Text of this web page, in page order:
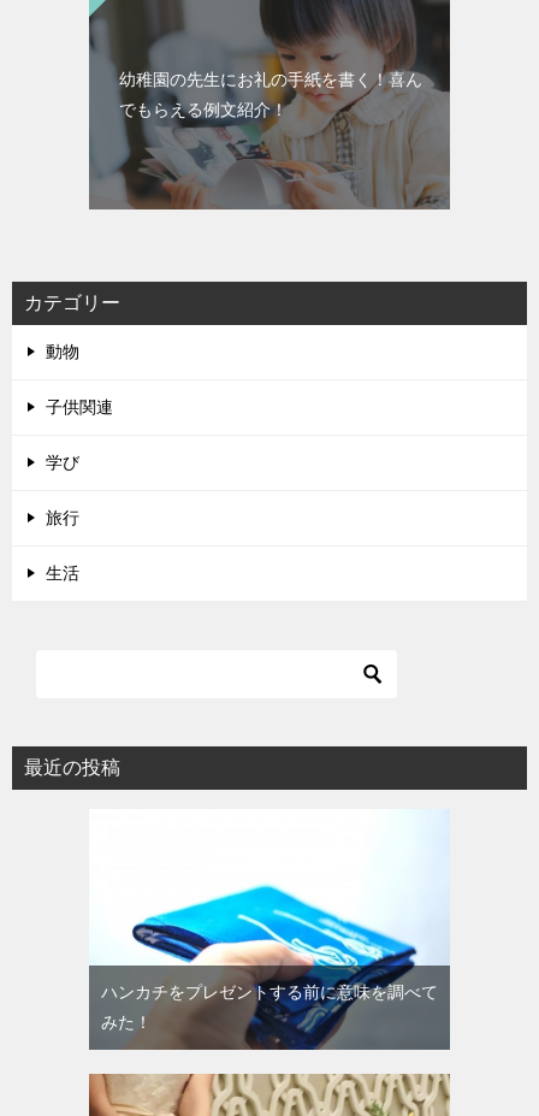
幼稚園の先生にお礼の手紙を書く！喜ん
でもらえる例文紹介！
カテゴリー
動物
子供関連
学び
旅行
生活
最近の投稿
ハンカチをプレゼントする前に意味を調べて
みた！